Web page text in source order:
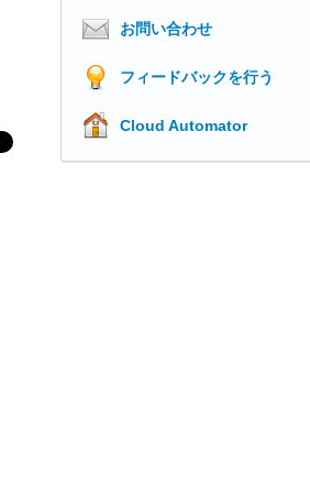
お問い合わせ
フィードバックを行う
Cloud Automator